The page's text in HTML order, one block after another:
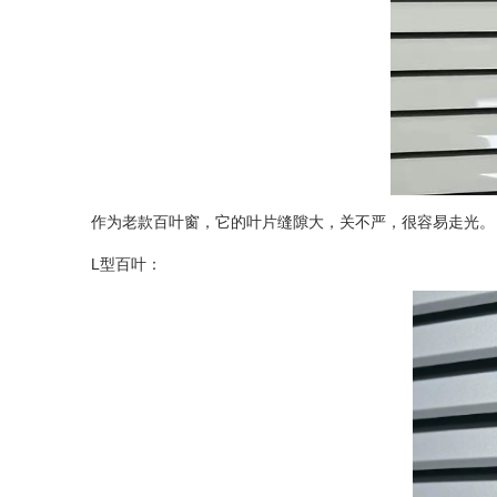
作为老款百叶窗，它的叶片缝隙大，关不严，很容易走光
L型百叶：